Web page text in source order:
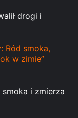
drogi i
Ród smoka,
w zimie”
smoka i zmierza